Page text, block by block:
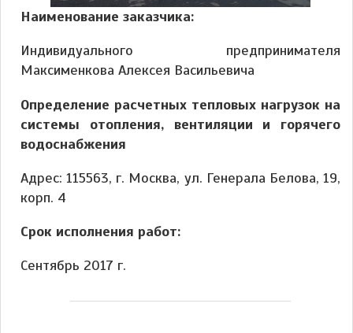
Наименование заказчика:
Индивидуального предпринимателя
Максименкова Алексея Васильевича
Определение расчетных тепловых нагрузок на
системы отопления, вентиляции и горячего
водоснабжения
Адрес: 115563, г. Москва, ул. Генерала Белова, 19,
корп. 4
Срок исполнения работ:
Сентябрь 2017 г.